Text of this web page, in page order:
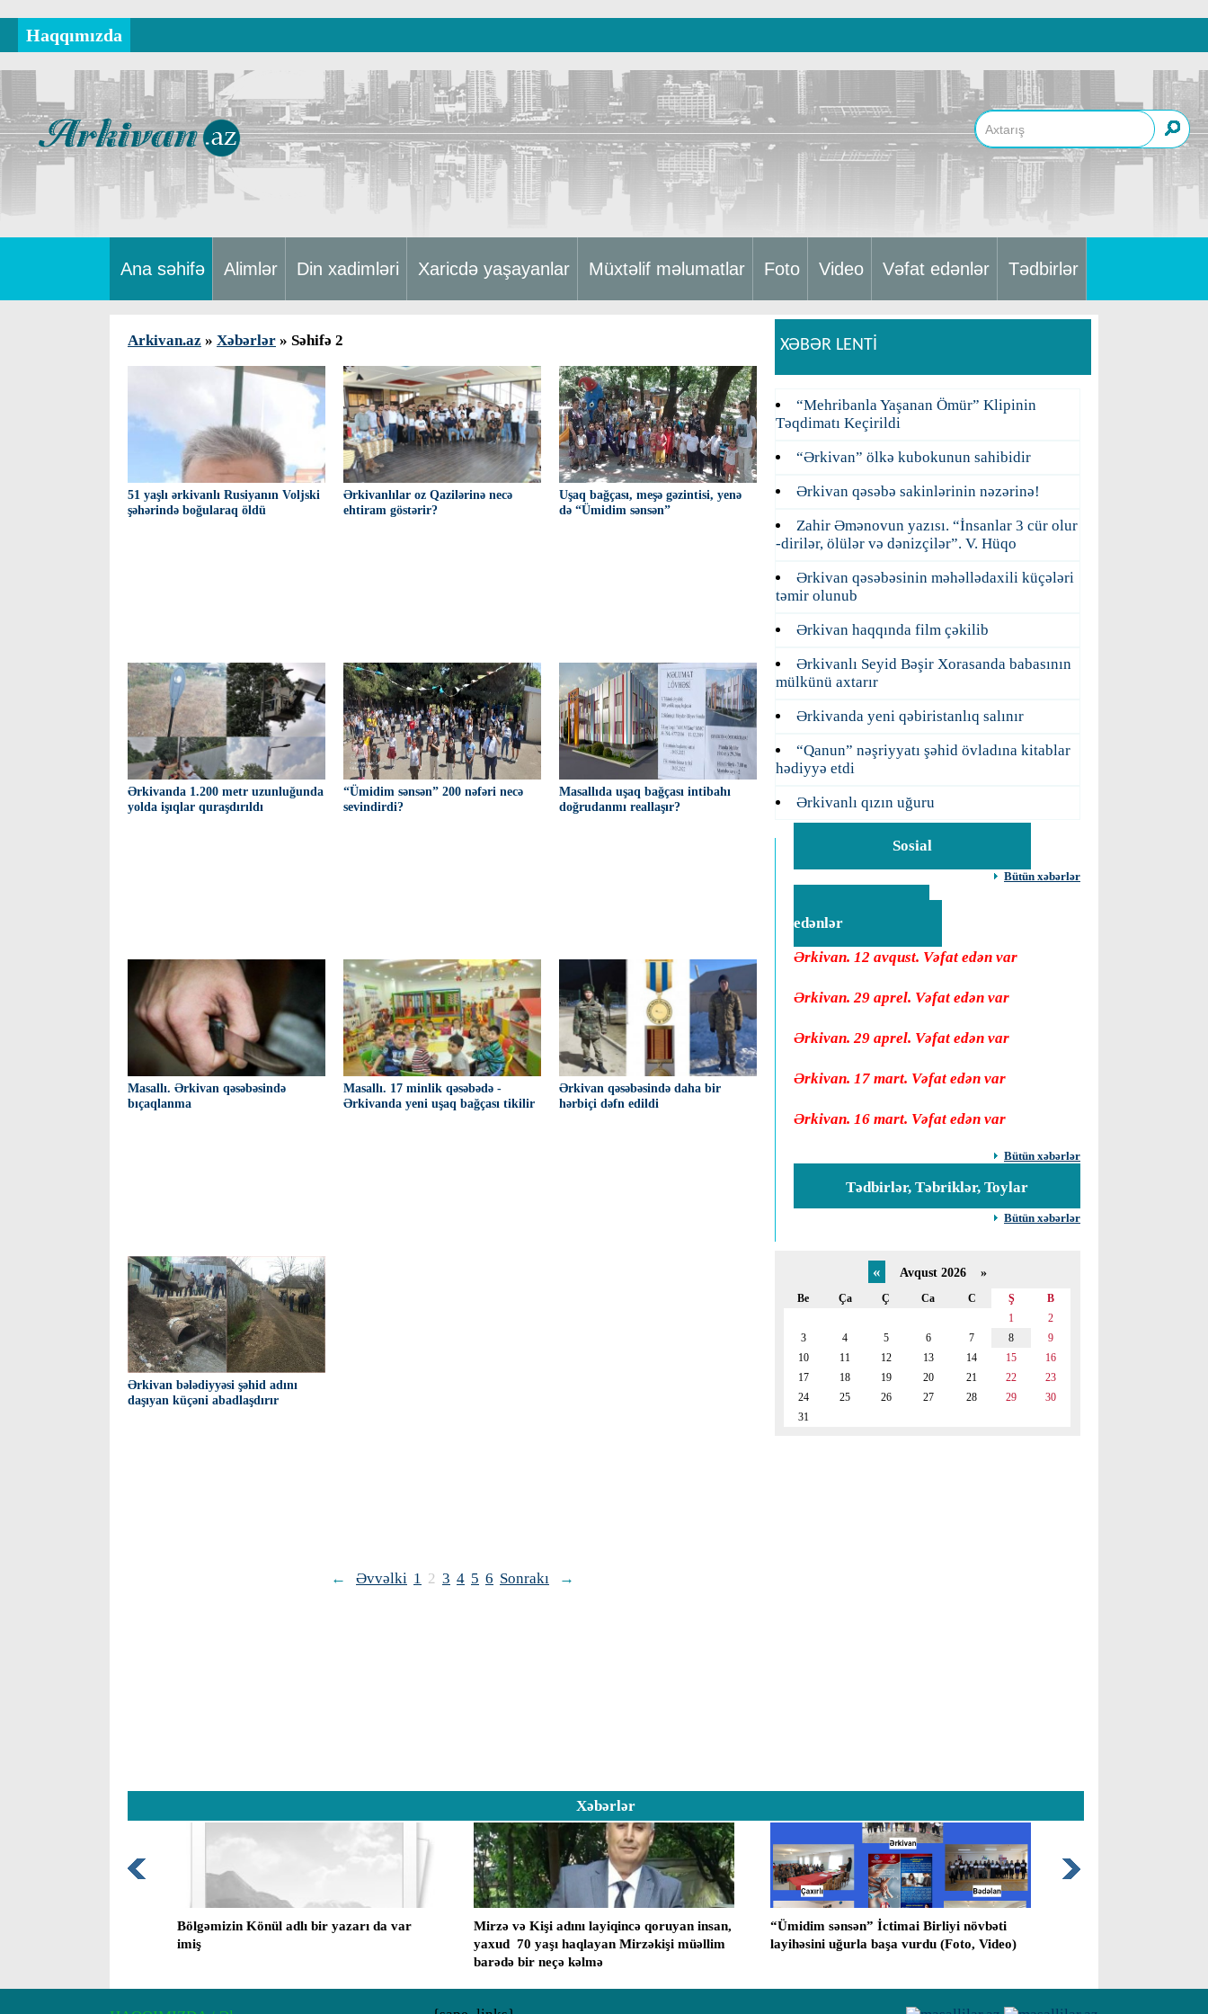
Haqqımızda
Ana səhifə Alimlər Din xadimləri Xaricdə yaşayanlar Müxtəlif məlumatlar Foto Video Vəfat edənlər Tədbirlər
Arkivan.az » Xəbərlər » Səhifə 2
51 yaşlı ərkivanlı Rusiyanın Voljski
şəhərində boğularaq öldü
Ərkivanlılar oz Qazilərinə necə
ehtiram göstərir?
Uşaq bağçası, meşə gəzintisi, yenə
də “Ümidim sənsən”
Ərkivanda 1.200 metr uzunluğunda
yolda işıqlar quraşdırıldı
“Ümidim sənsən” 200 nəfəri necə
sevindirdi?
Masallıda uşaq bağçası intibahı
doğrudanmı reallaşır?
Masallı. Ərkivan qəsəbəsində
bıçaqlanma
Masallı. 17 minlik qəsəbədə -
Ərkivanda yeni uşaq bağçası tikilir
Ərkivan qəsəbəsində daha bir
hərbiçi dəfn edildi
Ərkivan bələdiyyəsi şəhid adını
daşıyan küçəni abadlaşdırır
← Əvvəlki 1 2 3 4 5 6 Sonrakı →
XƏBƏR LENTİ
“Mehribanla Yaşanan Ömür” Klipinin
Təqdimatı Keçirildi
“Ərkivan” ölkə kubokunun sahibidir
Ərkivan qəsəbə sakinlərinin nəzərinə!
Zahir Əmənovun yazısı. “İnsanlar 3 cür olur
-dirilər, ölülər və dənizçilər”. V. Hüqo
Ərkivan qəsəbəsinin məhəllədaxili küçələri
təmir olunub
Ərkivan haqqında film çəkilib
Ərkivanlı Seyid Bəşir Xorasanda babasının
mülkünü axtarır
Ərkivanda yeni qəbiristanlıq salınır
“Qanun” nəşriyyatı şəhid övladına kitablar
hədiyyə etdi
Ərkivanlı qızın uğuru
Sosial
Bütün xəbərlər
edənlər
Ərkivan. 12 avqust. Vəfat edən var
Ərkivan. 29 aprel. Vəfat edən var
Ərkivan. 29 aprel. Vəfat edən var
Ərkivan. 17 mart. Vəfat edən var
Ərkivan. 16 mart. Vəfat edən var
Bütün xəbərlər
Tədbirlər, Təbriklər, Toylar
Bütün xəbərlər
« Avqust 2026 »
Be Ça Ç Ca C Ş
B
1
2
3
4 5 6 7 8
9
10
11 12 13 14 15
16
17
18 19 20 21 22
23
24
25 26 27 28 29
30
31
Xəbərlər
Bölgəmizin Könül adlı bir yazarı da var
imiş
Mirzə və Kişi adını layiqincə qoruyan insan,
yaxud ​ 70 yaşı haqlayan Mirzəkişi müəllim
barədə bir neçə kəlmə
“Ümidim sənsən” İctimai Birliyi növbəti
layihəsini uğurla başa vurdu (Foto, Video)